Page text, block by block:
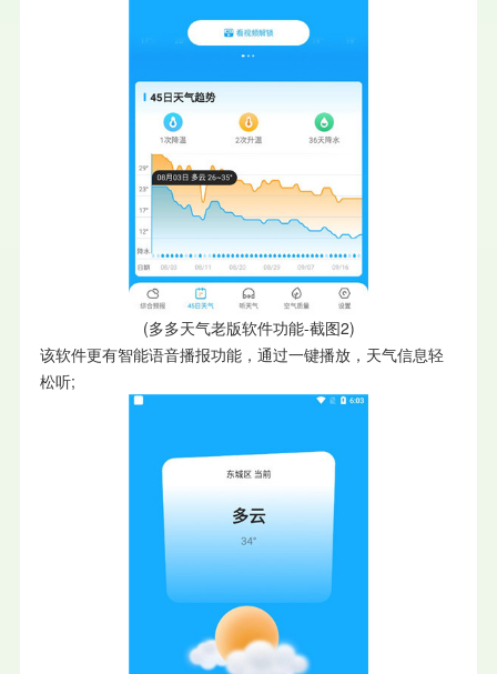
(多多天气老版软件功能-截图2)
该软件更有智能语音播报功能，通过一键播放，天气信息轻
松听;